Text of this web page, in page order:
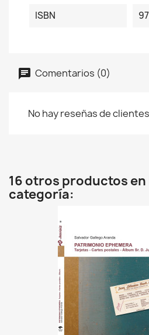
ISBN
Comentarios (0)
No hay reseñas de
16 otros productos en
categoría: